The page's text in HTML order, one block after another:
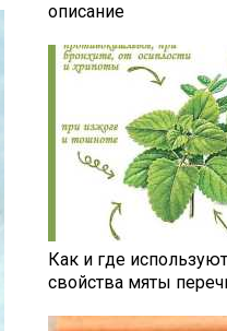
описание
Как и где
свойства мяты